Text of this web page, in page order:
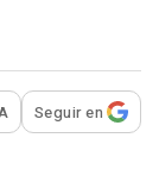
para
Seguir en